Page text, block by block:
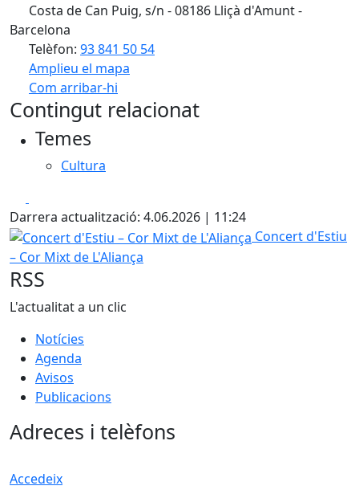
Costa de Can Puig, s/n - 08186 Lliçà d'Amunt -
Barcelona
Telèfon: 93 841 50 54
Amplieu el mapa
Com arribar-hi
+
Contingut relacionat
Temes
Cultura
Darrera actualització: 4.06.2026 | 11:24
Concert d'Estiu – Cor Mixt de L'Aliança
Concert d'Estiu
– Cor Mixt de L'Aliança
RSS
L'actualitat a un clic
Notícies
Agenda
Avisos
Publicacions
Adreces i telèfons
Accedeix